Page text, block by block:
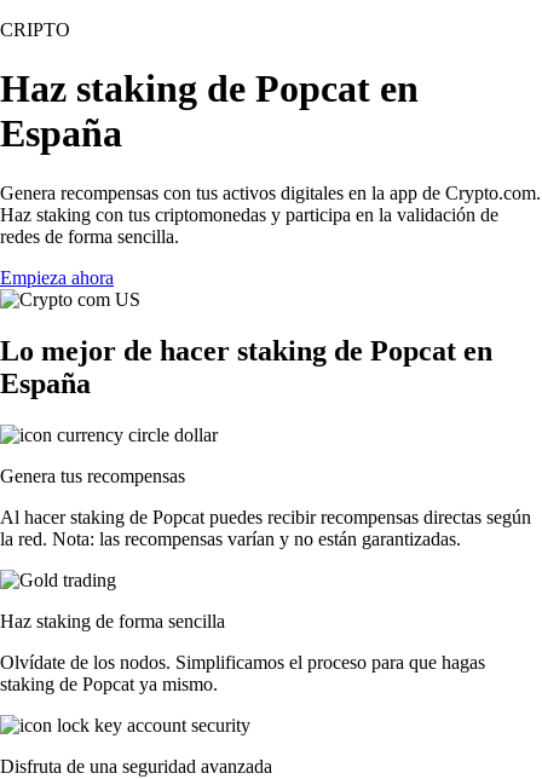
CRIPTO
Haz staking de Popcat en
España
Genera recompensas con tus activos digitales en la app de Crypto.com.
Haz staking con tus criptomonedas y participa en la validación de
redes de forma sencilla.
Empieza ahora
Lo mejor de hacer staking de Popcat en
España
Genera tus recompensas
Al hacer staking de Popcat puedes recibir recompensas directas según
la red. Nota: las recompensas varían y no están garantizadas.
Haz staking de forma sencilla
Olvídate de los nodos. Simplificamos el proceso para que hagas
staking de Popcat ya mismo.
Disfruta de una seguridad avanzada